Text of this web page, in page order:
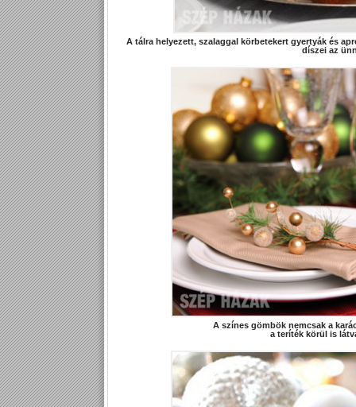
A tálra helyezett, szalaggal körbetekert gyertyák és
díszei az
A színes gömbök nemcsak a
a teríték körül is